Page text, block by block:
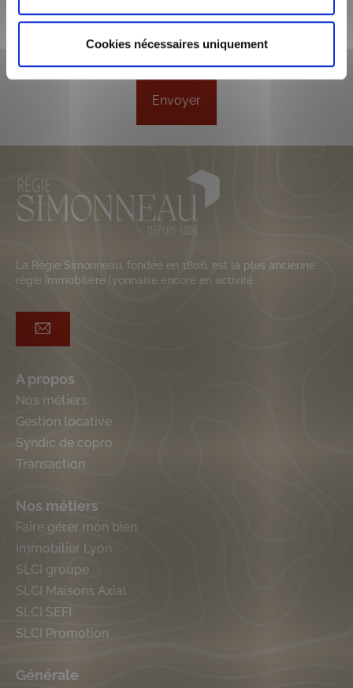
Cookies nécessaires uniquement
J’accepte la politique de confidentialité.*
La Régie Simonneau, fondée en 1806, est la plus ancienne
régie immobilière lyonnaise encore en activité.
A propos
Nos métiers
Gestion locative
Syndic de copro
Transaction
Nos métiers
Faire gérer mon bien
Immobilier Lyon
SLCI groupe
SLCI Maisons Axial
SLCI SEFI
SLCI Promotion
Générale